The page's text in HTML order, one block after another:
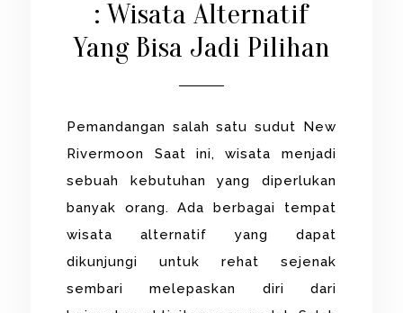
: Wisata Alternatif
Yang Bisa Jadi Pilihan
Pemandangan salah satu sudut New
Rivermoon Saat ini, wisata menjadi
sebuah kebutuhan yang diperlukan
banyak orang. Ada berbagai tempat
wisata alternatif yang dapat
dikunjungi untuk rehat sejenak
sembari melepaskan diri dari